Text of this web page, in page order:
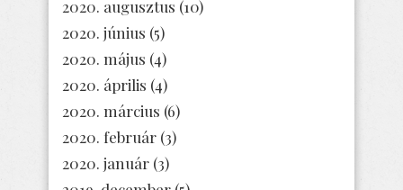
2020. augusztus (10)
2020. június (5)
2020. május (4)
2020. április (4)
2020. március (6)
2020. február (3)
2020. január (3)